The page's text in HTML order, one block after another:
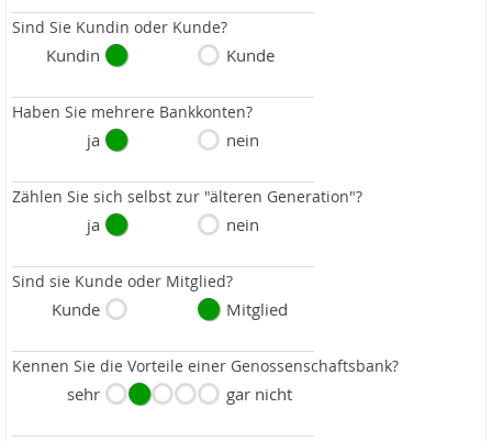
Sind Sie Kundin oder Kunde?
Kundin Kunde
Haben Sie mehrere Bankkonten?
ja nein
Zählen Sie sich selbst zur "älteren Generation"?
ja nein
Sind sie Kunde oder Mitglied?
Kunde Mitglied
Kennen Sie die Vorteile einer Genossenschaftsbank?
sehr gar nicht